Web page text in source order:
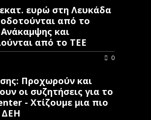
εκατ. ευρώ στη Λευκάδα
από το
Ανάκαμψης και
από το ΤΕΕ
0
Προχωρούν και
οι συζητήσεις για το
- Χτίζουμε μια πιο
ΔΕΗ